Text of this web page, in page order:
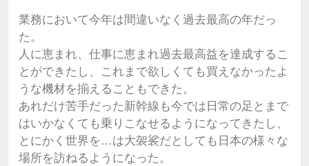
業務において今年は間違いなく過去最高の年だっ
た。
人に恵まれ、仕事に恵まれ過去最高益を達成するこ
とができたし、これまで欲しくても買えなかったよ
うな機材を揃えることもできた。
あれだけ苦手だった新幹線も今では日常の足とまで
はいかなくても乗りこなせるようになってきたし、
とにかく世界を…は大袈裟だとしても日本の様々な
場所を訪ねるようになった。